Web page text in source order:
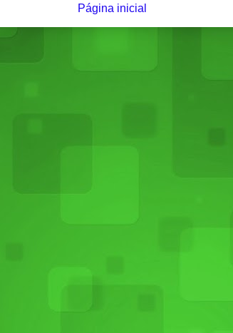
Página inicial